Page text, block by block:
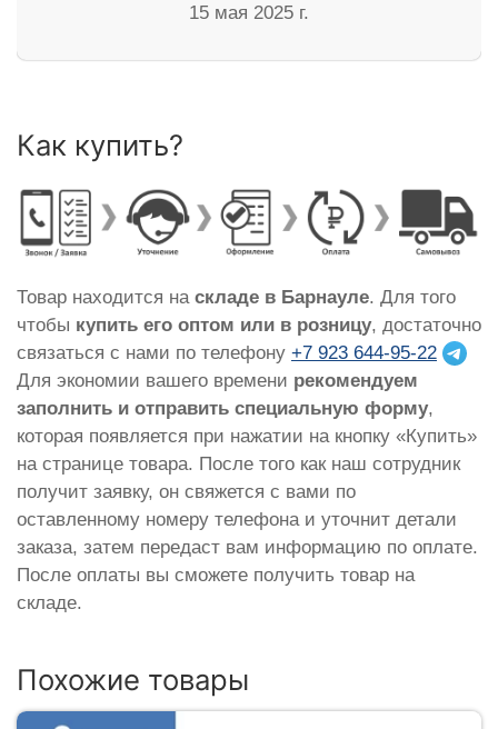
15 мая 2025 г.
Как купить?
Товар находится на складе в Барнауле. Для того
чтобы купить его оптом или в розницу, достаточно
связаться с нами по телефону +7 923 644-95-22
Для экономии вашего времени рекомендуем
заполнить и отправить специальную форму,
которая появляется при нажатии на кнопку «Купить»
на странице товара. После того как наш сотрудник
получит заявку, он свяжется с вами по
оставленному номеру телефона и уточнит детали
заказа, затем передаст вам информацию по оплате.
После оплаты вы сможете получить товар на
складе.
Похожие товары